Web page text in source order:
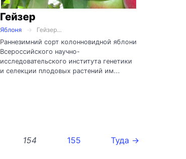
Гейзер
Яблоня
Гейзер...
Раннезимний сорт колонновидной яблони
Всероссийского научно-
исследовательского института генетики
и селекции плодовых растений им...
154 155 Туда →